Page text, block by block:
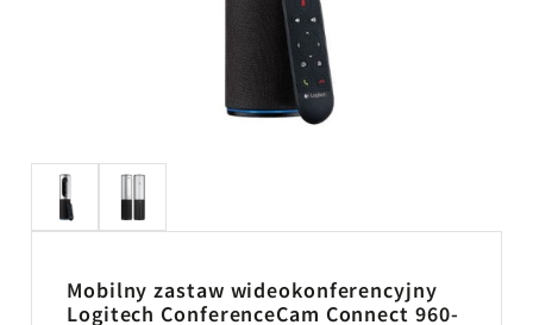
Mobilny zastaw wideokonferencyjny
Logitech ConferenceCam Connect 960-